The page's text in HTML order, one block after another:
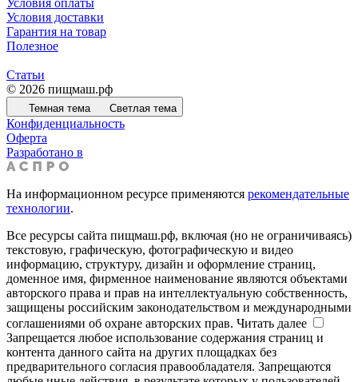
Условия доставки
Гарантия на товар
Полезное
Статьи
© 2026 пищмаш.рф
Темная тема Светлая тема
Конфиденциальность
Оферта
Разработано в
На информационном ресурсе применяются рекомендательные
технологии.
Все ресурсы сайта пищмаш.рф, включая (но не ограничиваясь)
текстовую, графическую, фотографическую и видео
информацию, структуру, дизайн и оформление страниц,
доменное имя, фирменное наименование являются объектами
авторского права и прав на интеллектуальную собственность,
защищены российским законодательством и международными
соглашениями об охране авторских прав. Читать далее
Запрещается любое использование содержания страниц и
контента данного сайта на других площадках без
предварительного согласия правообладателя. Запрещаются